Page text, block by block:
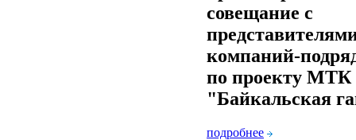
совещание с
компаний-
по проекту МТК
"Байкальская
подробнее